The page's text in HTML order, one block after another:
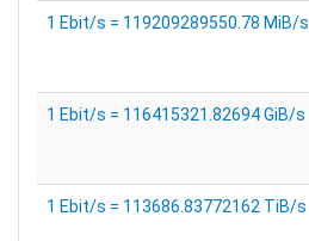
1 Ebit/s = 119209289550.78 MiB/s
1 Ebit/s = 116415321.82694 GiB/s
1 Ebit/s = 113686.83772162 TiB/s